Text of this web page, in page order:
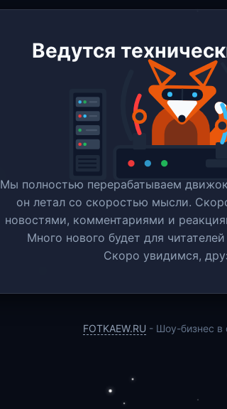
Ведутся
Мы полностью перерабатываем
он летал со скоростью мысли.
новостями, комментариями и
Много нового будет для
Скоро увидимся,
FOTKAEW.RU - Шоу-бизнес в